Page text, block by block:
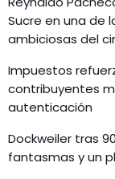
Sucre en una de
ambiciosas del
Impuestos
contribuyentes
autenticación
Dockweiler tras
fantasmas y un